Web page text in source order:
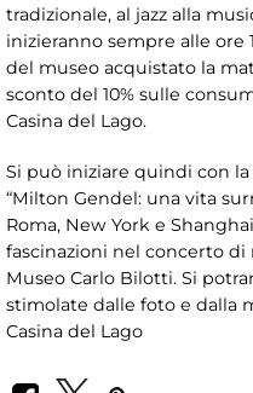
tradizionale, al jazz alla
inizieranno sempre alle ore
del museo acquistato la
sconto del 10% sulle
Casina del Lago.
Si può iniziare quindi con
“Milton Gendel: una vita
Roma, New York e
fascinazioni nel concerto di
Museo Carlo Bilotti. Si
stimolate dalle foto e dalla
Casina del Lago